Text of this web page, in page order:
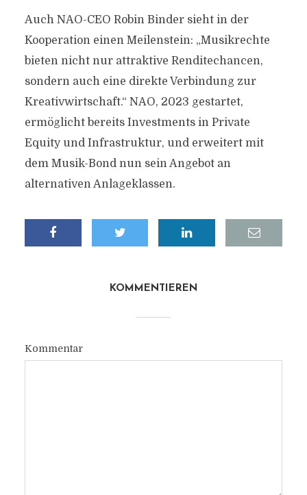
Auch NAO-CEO Robin Binder sieht in der
Kooperation einen Meilenstein: „Musikrechte
bieten nicht nur attraktive Renditechancen,
sondern auch eine direkte Verbindung zur
Kreativwirtschaft.“ NAO, 2023 gestartet,
ermöglicht bereits Investments in Private
Equity und Infrastruktur, und erweitert mit
dem Musik-Bond nun sein Angebot an
alternativen Anlageklassen.
KOMMENTIEREN
Kommentar